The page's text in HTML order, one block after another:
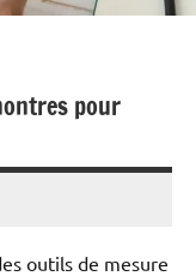
pour
outils de mesure